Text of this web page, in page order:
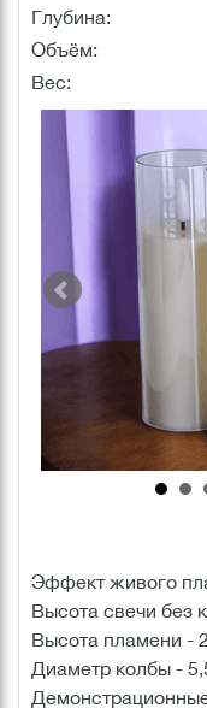
Глубина:
Объём:
Вес:
Эффект живого
Высота свечи без
Высота пламени -
Диаметр колбы -